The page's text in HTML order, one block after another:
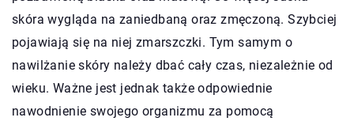
skóra wygląda na zaniedbaną oraz zmęczoną. Szybciej
pojawiają się na niej zmarszczki. Tym samym o
nawilżanie skóry należy dbać cały czas, niezależnie od
wieku. Ważne jest jednak także odpowiednie
nawodnienie swojego organizmu za pomocą